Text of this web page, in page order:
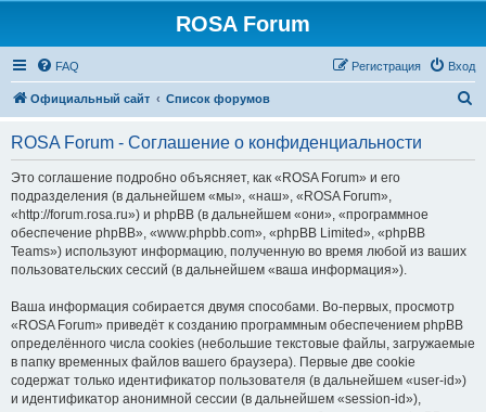
ROSA Forum
FAQ Вход
Регистрация
Официальный сайт Список форумов
ROSA Forum - Соглашение о конфиденциальности
Это соглашение подробно объясняет, как «ROSA Forum» и его
подразделения (в дальнейшем «мы», «наш», «ROSA Forum»,
«http://forum.rosa.ru») и phpBB (в дальнейшем «они», «программное
обеспечение phpBB», «www.phpbb.com», «phpBB Limited», «phpBB
Teams») используют информацию, полученную во время любой из ваших
пользовательских сессий (в дальнейшем «ваша информация»).
Ваша информация собирается двумя способами. Во-первых, просмотр
«ROSA Forum» приведёт к созданию программным обеспечением phpBB
определённого числа cookies (небольшие текстовые файлы, загружаемые
в папку временных файлов вашего браузера). Первые две cookie
содержат только идентификатор пользователя (в дальнейшем «user-id»)
и идентификатор анонимной сессии (в дальнейшем «session-id»),